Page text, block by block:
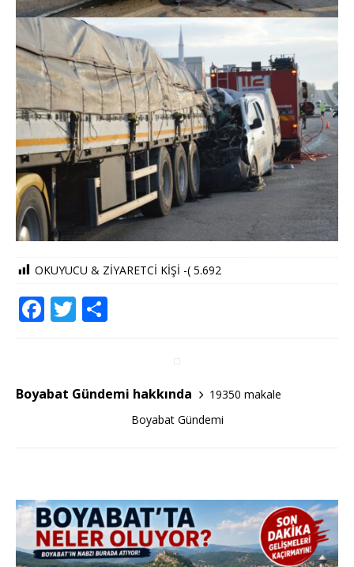
OKUYUCU & ZİYARETCİ KİŞİ -( 5.692
F
e
b
T
te
r
e
Boyabat Gündemi hakkında
19350 makale
Boyabat Gündemi